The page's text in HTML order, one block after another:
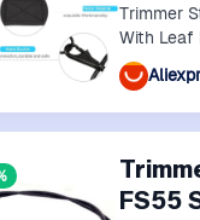
Trimmer
With Leaf
FS55